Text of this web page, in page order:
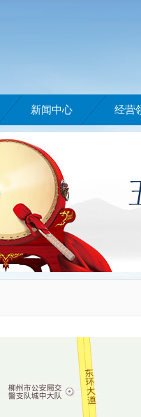
新闻中心 经营